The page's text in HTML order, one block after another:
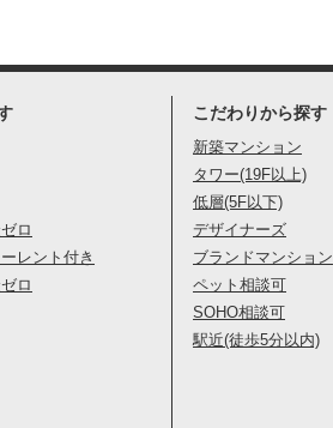
ロ
レント付き
ロ
こだわりから探す
新築マンション
タワー(19F以上)
低層(5F以下)
デザイナーズ
ブランドマンション
ペット相談可
SOHO相談可
駅近(徒歩5分以内)